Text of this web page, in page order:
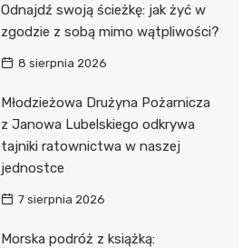
Odnajdź swoją ścieżkę: jak żyć w
zgodzie z sobą mimo wątpliwości?
8 sierpnia 2026
Młodzieżowa Drużyna Pożarnicza
z Janowa Lubelskiego odkrywa
tajniki ratownictwa w naszej
jednostce
7 sierpnia 2026
Morska podróż z książką: